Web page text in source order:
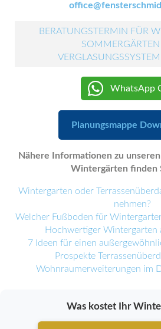
BERATUNGSTERMIN FÜR
WhatsApp
Planungsmappe
Nähere Informationen zu
Wintergärten finden
Wintergarten oder
nehmen?
Welcher Fußboden für
Hochwertiger Wintergarten
7 Ideen für einen
Prospekte
Wohnraumerweiterungen im
Was kostet Ihr